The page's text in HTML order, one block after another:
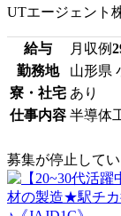
UTエージェント
給与 月収例
勤務地
山形県
寮・社宅 あり
仕事内容 半導体
募集が停止して